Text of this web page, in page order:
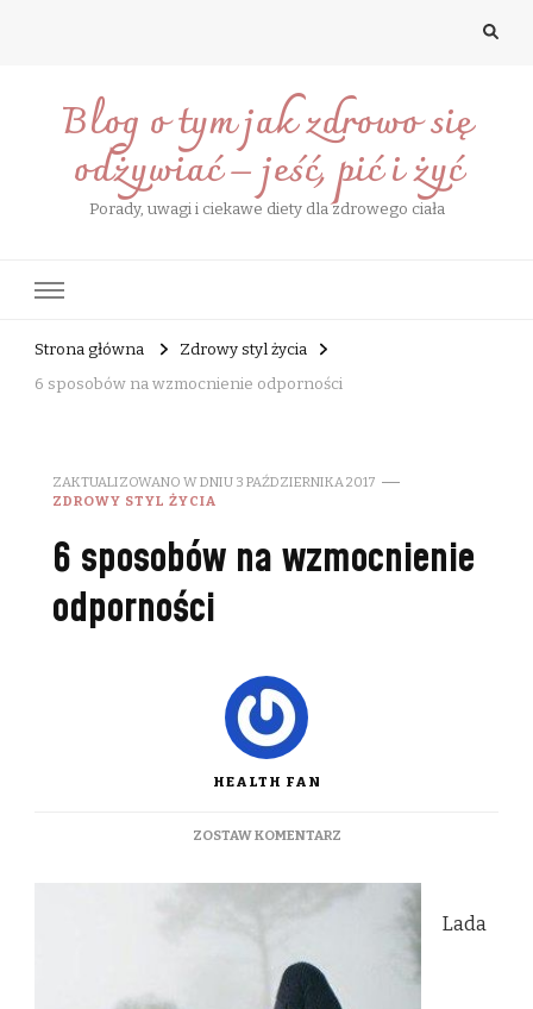
Blog o tym jak zdrowo się
odżywiać – jeść, pić i żyć
Porady, uwagi i ciekawe diety dla zdrowego ciała
Strona główna
Zdrowy styl życia
6 sposobów na wzmocnienie odporności
ZAKTUALIZOWANO W DNIU 3 PAŹDZIERNIKA 2017
ZDROWY STYL ŻYCIA
6 sposobów na wzmocnienie
odporności
HEALTH FAN
ZOSTAW KOMENTARZDO
Lada